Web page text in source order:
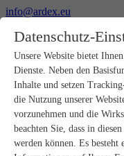
info@ardex.eu
Deutsch
Produkte
Rohbau
Datenschutz-
Unsere Website bietet
Dienste. Neben den
Inhalte und setzen
die Nutzung unserer
vorzunehmen und die
beachten Sie, dass in
werden können. Es